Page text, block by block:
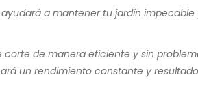
a mantener tu jardín
de manera eficiente y sin
un rendimiento constante y